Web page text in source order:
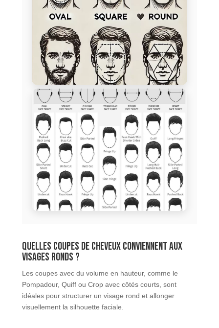
Quelles coupes de cheveux conviennent aux
visages ronds ?
Les coupes avec du volume en hauteur, comme le
Pompadour, Quiff ou Crop avec côtés courts, sont
idéales pour structurer un visage rond et allonger
visuellement la silhouette faciale.